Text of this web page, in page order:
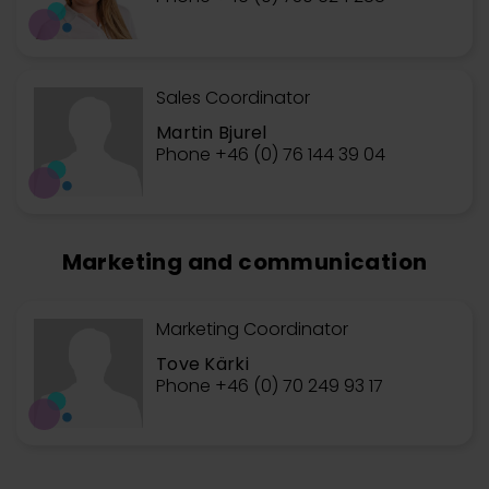
Sales Coordinator
Martin Bjurel
Phone +46 (0) 76 144 39 04
Marketing and communication
Marketing Coordinator
Tove Kärki
Phone +46 (0) 70 249 93 17